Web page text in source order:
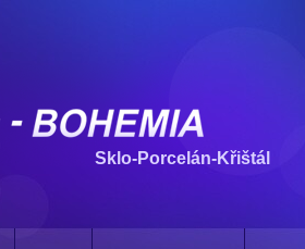
Sklo-Porcelán-Křištál